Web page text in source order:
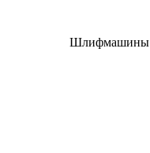
Шлифмашины